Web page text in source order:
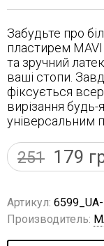
Забудьте про
пластирем
та зручний
ваші стопи.
фіксується
вирізання
універсальним
251 179
Артикул:
Производитель: